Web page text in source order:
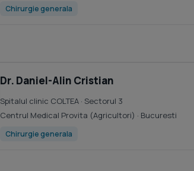
Chirurgie generala
Dr. Daniel-Alin Cristian
Spitalul clinic COLTEA · Sectorul 3
Centrul Medical Provita (Agricultori) · Bucuresti
Chirurgie generala